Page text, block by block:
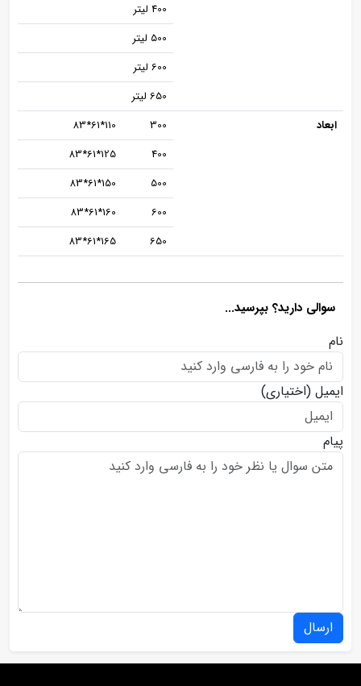
400 لیتر
500 لیتر
600 لیتر
650 لیتر
ابعاد
300
110*61*83
400
125*61*83
500
150*61*83
600
160*61*83
650
165*61*83
سوالی دارید؟ بپرسید...
نام
ایمیل (اختیاری)
پیام
ارسال